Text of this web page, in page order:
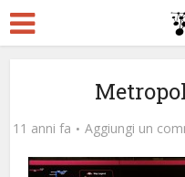
11 anni fa Aggiungi un